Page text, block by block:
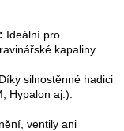
Ideální pro
kapaliny.
Díky silnostěnné hadici
Hypalon aj.).
ventily ani